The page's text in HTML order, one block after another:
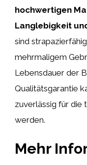
hochwertigen
Langlebigkeit
sind
mehrmaligem
Lebensdauer der
Qualitätsgarantie
zuverlässig für die
werden.
Mehr